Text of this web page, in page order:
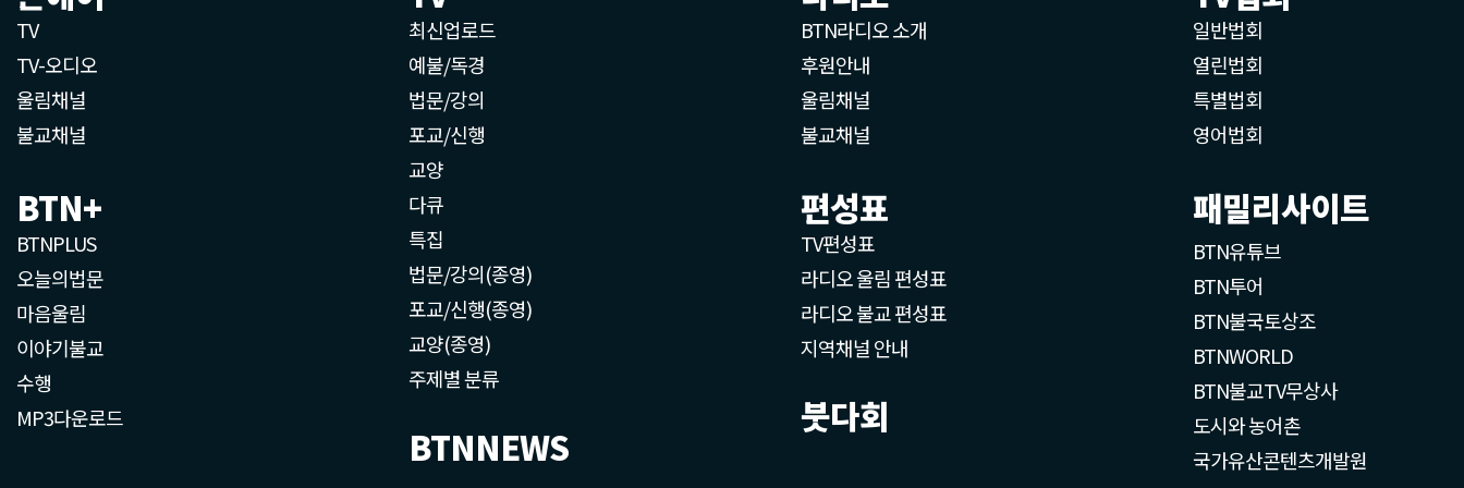
TV
TV-오디오
울림채널
불교채널
BTN+
BTNPLUS
오늘의법문
마음울림
이야기불교
수행
MP3다운로드
최신업로드
예불/독경
법문/강의
포교/신행
교양
다큐
특집
법문/강의(종영)
포교/신행(종영)
교양(종영)
주제별 분류
BTNNEWS
BTN라디오 소개
후원안내
울림채널
불교채널
편성표
TV편성표
라디오 울림 편성표
라디오 불교 편성표
지역채널 안내
붓다회
일반법회
열린법회
특별법회
영어법회
패밀리사이트
BTN유튜브
BTN투어
BTN불국토상조
BTNWORLD
BTN불교TV무상사
도시와 농어촌
국가유산콘텐츠개발원